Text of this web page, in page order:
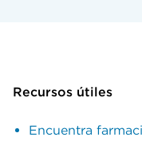
Recursos útiles
Encuentra